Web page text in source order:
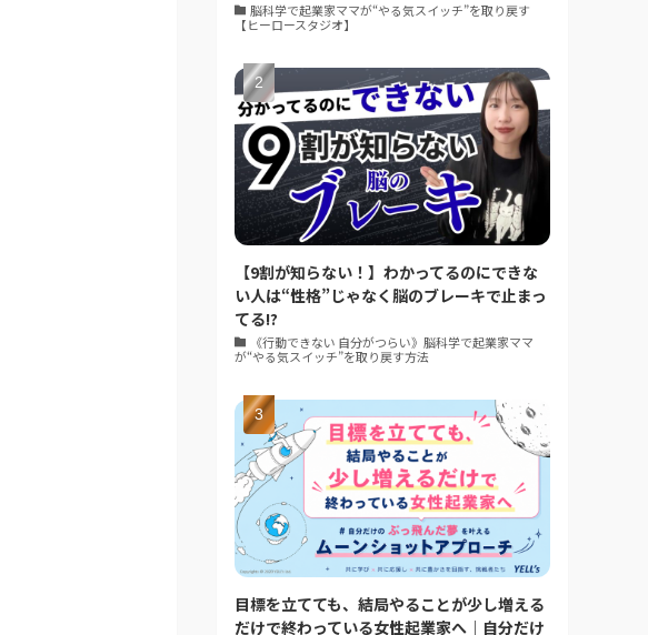
脳科学で起業家ママが“やる気スイッチ”を取り戻す
【ヒーロースタジオ】
【9割が知らない！】わかってるのにできな
い人は“性格”じゃなく脳のブレーキで止まっ
てる!?
《行動できない 自分がつらい》脳科学で起業家ママ
が“やる気スイッチ”を取り戻す方法
目標を立てても、結局やることが少し増える
だけで終わっている女性起業家へ｜自分だけ